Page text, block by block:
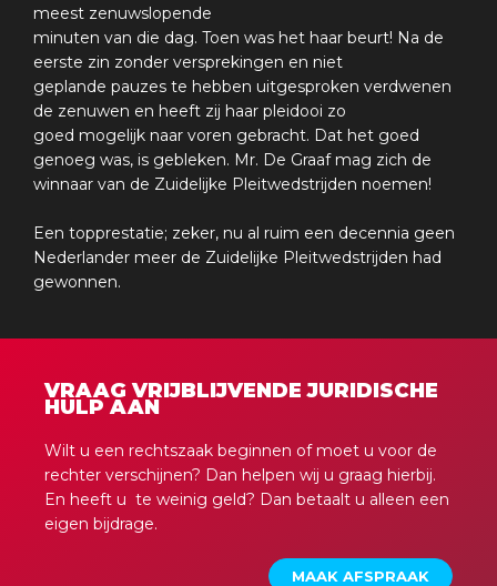
meest zenuwslopende
minuten van die dag. Toen was het haar beurt! Na de
eerste zin zonder versprekingen en niet
geplande pauzes te hebben uitgesproken verdwenen
de zenuwen en heeft zij haar pleidooi zo
goed mogelijk naar voren gebracht. Dat het goed
genoeg was, is gebleken. Mr. De Graaf mag zich de
winnaar van de Zuidelijke Pleitwedstrijden noemen!
Een topprestatie; zeker, nu al ruim een decennia geen
Nederlander meer de Zuidelijke Pleitwedstrijden had
gewonnen.
VRAAG VRIJBLIJVENDE JURIDISCHE
HULP AAN
Wilt u een rechtszaak beginnen of moet u voor de
rechter verschijnen? Dan helpen wij u graag hierbij.
En heeft u te weinig geld? Dan betaalt u alleen een
eigen bijdrage.
MAAK AFSPRAAK